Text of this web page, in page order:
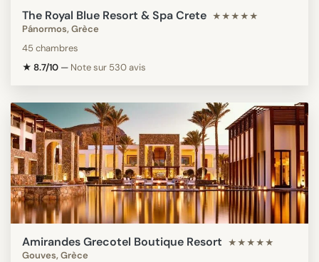
The Royal Blue Resort & Spa Crete ★★★★★
Pánormos, Grèce
45 chambres
★ 8.7/10 — Note sur 530 avis
Amirandes Grecotel Boutique Resort ★★★★★
Gouves, Grèce